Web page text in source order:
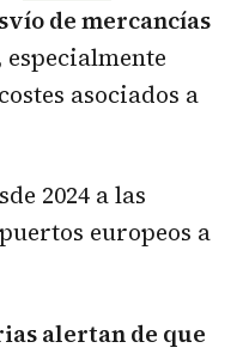
de mercancías
especialmente
asociados a
2024 a las
europeos a
alertan de que